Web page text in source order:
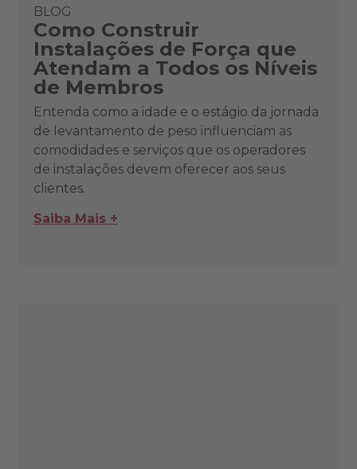
BLOG
Como Construir
Instalações de Força que
Atendam a Todos os Níveis
de Membros
Entenda como a idade e o estágio da jornada
de levantamento de peso influenciam as
comodidades e serviços que os operadores
de instalações devem oferecer aos seus
clientes.
Saiba Mais +